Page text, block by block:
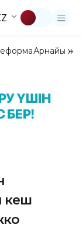
Арнайы
кеш